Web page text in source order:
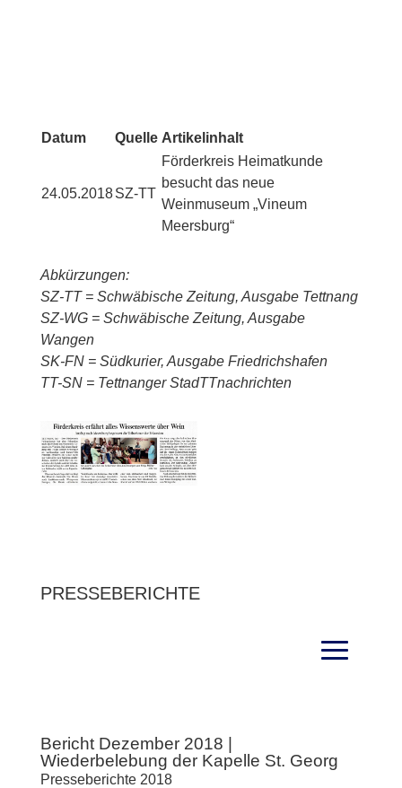
Datum Quelle Artikelinhalt
24.05.2018SZ-TT
Förderkreis Heimatkunde
besucht das neue
Weinmuseum „Vineum
Meersburg“
Abkürzungen:
SZ-TT = Schwäbische Zeitung, Ausgabe Tettnang
SZ-WG = Schwäbische Zeitung, Ausgabe
Wangen
SK-FN = Südkurier, Ausgabe Friedrichshafen
TT-SN = Tettnanger StadTTnachrichten
PRESSEBERICHTE
Bericht Dezember 2018 |
Wiederbelebung der Kapelle St. Georg
Presseberichte 2018